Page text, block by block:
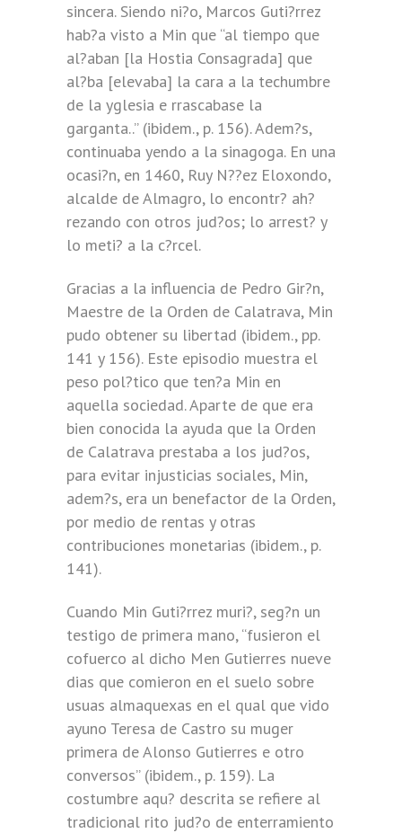
sincera. Siendo ni?o, Marcos Guti?rrez
hab?a visto a Min que “al tiempo que
al?aban [la Hostia Consagrada] que
al?ba [elevaba] la cara a la techumbre
de la yglesia e rrascabase la
garganta..” (ibidem., p. 156). Adem?s,
continuaba yendo a la sinagoga. En una
ocasi?n, en 1460, Ruy N??ez Eloxondo,
alcalde de Almagro, lo encontr? ah?
rezando con otros jud?os; lo arrest? y
lo meti? a la c?rcel.
Gracias a la influencia de Pedro Gir?n,
Maestre de la Orden de Calatrava, Min
pudo obtener su libertad (ibidem., pp.
141 y 156). Este episodio muestra el
peso pol?tico que ten?a Min en
aquella sociedad. Aparte de que era
bien conocida la ayuda que la Orden
de Calatrava prestaba a los jud?os,
para evitar injusticias sociales, Min,
adem?s, era un benefactor de la Orden,
por medio de rentas y otras
contribuciones monetarias (ibidem., p.
141).
Cuando Min Guti?rrez muri?, seg?n un
testigo de primera mano, “fusieron el
cofuerco al dicho Men Gutierres nueve
dias que comieron en el suelo sobre
usuas almaquexas en el qual que vido
ayuno Teresa de Castro su muger
primera de Alonso Gutierres e otro
conversos” (ibidem., p. 159). La
costumbre aqu? descrita se refiere al
tradicional rito jud?o de enterramiento